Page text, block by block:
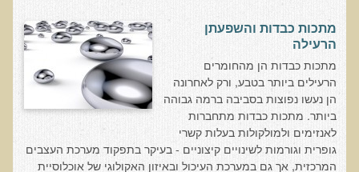
מיהו ד"ר עדיאל תל-אורן
הארגון למזעור החשיפה האלקטרומגנטית
מרפ"י - המרכז לרפואה פונקציונאלית בישראל
הארגון העולמי לבריאות נפשית פונקציונאלית
הקלה בדיכאון חמור
מתכות כבדות והשפעתן
הרעילה
מתכות כבדות הן מהחומרים
הרעילים ביותר בטבע, ורק לאחרונה
הן נעשו נפוצות בסביבה ברמה גבוהה
ביותר. מתכות כבדות מתחברות
לאנזימים ולמולקולות בעלות קשרי
גופרית וגורמות לשינויים קיצוניים - בעיקר בתפקוד מערכת העצבים
המרכזית, אך גם במערכת העיכול ובאיזון האקולוגי של אוכלוסיית